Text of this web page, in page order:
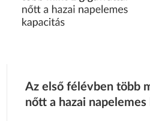
Az első félévben több
nőtt a hazai napelemes